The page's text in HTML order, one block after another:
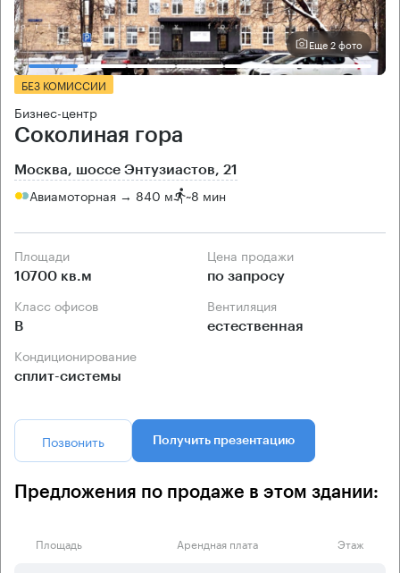
Еще 2 фото
БЕЗ КОМИССИИ
Бизнес-центр
Соколиная гора
Москва, шоссе Энтузиастов, 21
Авиамоторная → 840 м ~8 мин
Площади
10700 кв.м
Цена продажи
по запросу
Класс офисов
B
Вентиляция
естественная
Кондиционирование
сплит-системы
Позвонить Получить презентацию
Предложения по продаже в этом здании:
Площадь Арендная плата Этаж